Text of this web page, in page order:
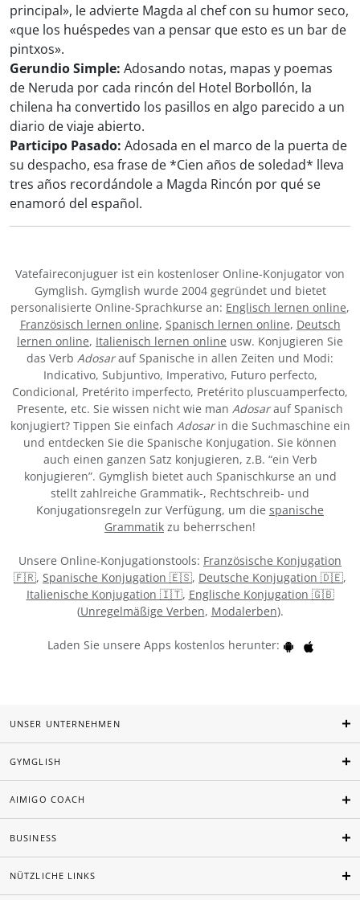
principal», le advierte Magda al chef con su humor seco,
«que los huéspedes van a pensar que esto es un bar de
pintxos».
Gerundio Simple: Adosando notas, mapas y poemas
de Neruda por cada rincón del Hotel Borbollón, la
chilena ha convertido los pasillos en algo parecido a un
diario de viaje abierto.
Participo Pasado: Adosada en el marco de la puerta de
su despacho, esa frase de *Cien años de soledad* lleva
tres años recordándole a Magda Rincón por qué se
enamoró del español.
Vatefaireconjuguer ist ein kostenloser Online-Konjugator von
Gymglish. Gymglish wurde 2004 gegründet und bietet
personalisierte Online-Sprachkurse an: Englisch lernen online,
Französisch lernen online, Spanisch lernen online, Deutsch
lernen online, Italienisch lernen online usw. Konjugieren Sie
das Verb Adosarauf Spanische in allen Zeiten und Modi:
Indicativo, Subjuntivo, Imperativo, Futuro perfecto,
Condicional, Pretérito imperfecto, Pretérito pluscuamperfecto,
Presente, etc. Sie wissen nicht wie man Adosarauf Spanisch
konjugiert? Tippen Sie einfach Adosarin die Suchmaschine ein
und entdecken Sie die Spanische Konjugation. Sie können
auch einen ganzen Satz konjugieren, z.B. “ein Verb
konjugieren”. Gymglish bietet auch Spanischkurse an und
stellt zahlreiche Grammatik-, Rechtschreib- und
Konjugationsregeln zur Verfügung, um die spanische
Grammatik zu beherrschen!
Unsere Online-Konjugationstools: Französische Konjugation
🇫🇷, Spanische Konjugation 🇪🇸, Deutsche Konjugation 🇩🇪,
Italienische Konjugation 🇮🇹, Englische Konjugation 🇬🇧
(Unregelmäßige Verben, Modalerben).
Laden Sie unsere Apps kostenlos herunter:
UNSER UNTERNEHMEN
GYMGLISH
AIMIGO COACH
BUSINESS
NÜTZLICHE LINKS